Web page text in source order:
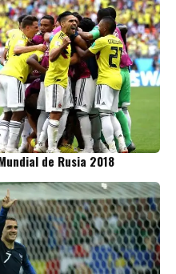
de Rusia 2018